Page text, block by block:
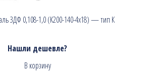
ЗДФ 0,108-1,0 (К200-140-4х18) — тип К
Нашли дешевле?
В корзину